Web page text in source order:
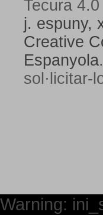
Tecura 4.0
j. espuny,
Creative
Espanyola
sol·licitar-
Warning: